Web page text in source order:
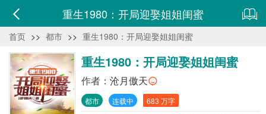
重生1980：开局迎娶姐姐闺蜜
首页 >> 都市 >> 重生1980：开局迎娶姐姐闺蜜
重生1980：开局迎娶姐姐闺蜜
作者： 沧月傲天
都市 连载中 683 万字